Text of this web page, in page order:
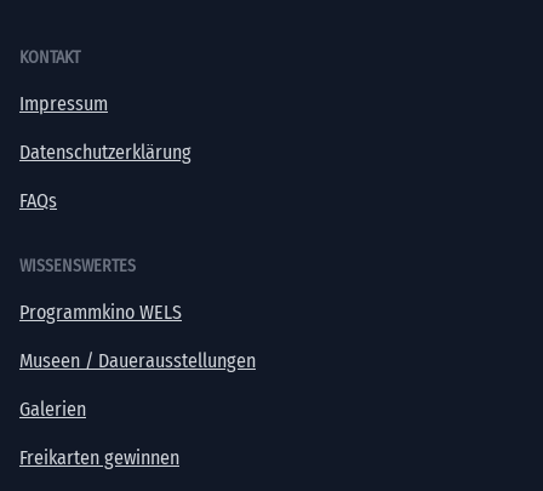
KONTAKT
Impressum
Datenschutzerklärung
FAQs
WISSENSWERTES
Programmkino WELS
Museen / Dauerausstellungen
Galerien
Freikarten gewinnen